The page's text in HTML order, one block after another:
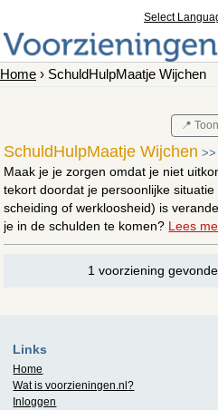
Select
Home › SchuldHulpMaatje Wijchen
📍
SchuldHulpMaatje Wijchen >>
Maak je je zorgen omdat je niet
tekort doordat je persoonlijke
scheiding of werkloosheid) is
je in de schulden te komen? Lees
1 voorziening
Links
Home
Wat is voorzieningen.nl?
Inloggen